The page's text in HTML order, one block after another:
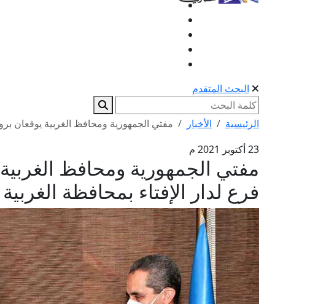
البحث المتقدم
الرئيسية الأخبار
مفتي الجمهورية ومحافظ الغربية يوقعان
23 أكتوبر 2021 م
مفتي الجمهورية ومحافظ
فرع لدار الإفتاء بمحافظة الغربية